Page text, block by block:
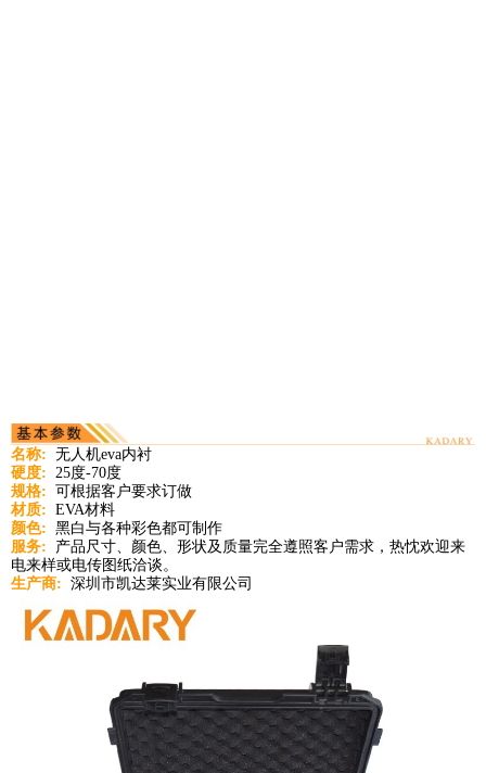
名称: 无人机eva内衬
硬度: 25度-70度
规格: 可根据客户要求订做
材质: EVA材料
颜色: 黑白与各种彩色都可制作
服务: 产品尺寸、颜色、形状及质量完全遵照客户需求，热忱欢迎来
电来样或电传图纸洽谈。
生产商: 深圳市凯达莱实业有限公司